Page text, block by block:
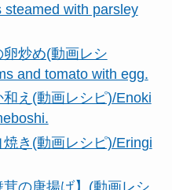
steamed with parsley
炒め(動画レシ
and tomato with egg.
え(動画レシピ)/Enoki
き(動画レシピ)/Eringi